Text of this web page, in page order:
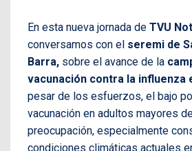
En esta nueva jornada de TVU
conversamos con el seremi de
Barra, sobre el avance de la
vacunación contra la influenza
pesar de los esfuerzos, el bajo
vacunación en adultos mayores
preocupación, especialmente
condiciones climáticas actuales